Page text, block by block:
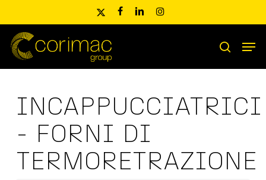
main
content
x-
facebooklinkedininstagram
Ricerca
prodotti
search
INCAPPUCCIATRICI
- FORNI DI
TERMORETRAZIONE